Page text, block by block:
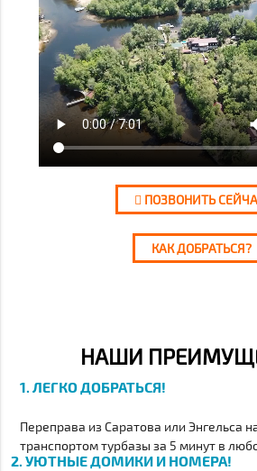
ПОЗВОНИТЬ
КАК ДОБРАТЬСЯ?
НАШИ
1. ЛЕГКО ДОБРАТЬСЯ!
Переправа из Саратова или Энгельса
транспортом турбазы за 5 минут в
2. УЮТНЫЕ ДОМИКИ И НОМЕРА!